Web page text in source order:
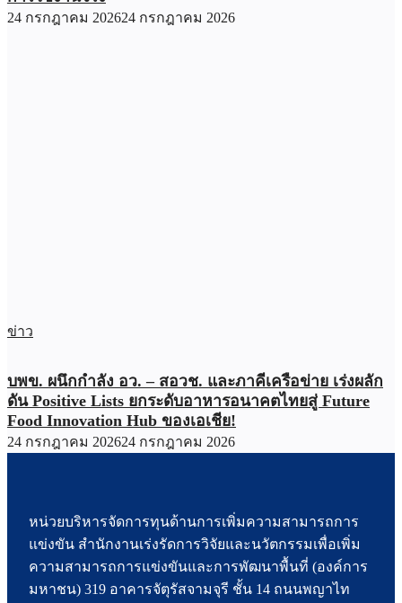
24 กรกฎาคม 202624 กรกฎาคม 2026
ข่าว
บพข. ผนึกกำลัง อว. – สอวช. และภาคีเครือข่าย เร่งผลัก
ดัน Positive Lists ยกระดับอาหารอนาคตไทยสู่ Future
Food Innovation Hub ของเอเชีย!
24 กรกฎาคม 202624 กรกฎาคม 2026
หน่วยบริหารจัดการทุนด้านการเพิ่มความสามารถการ
แข่งขัน สำนักงานเร่งรัดการวิจัยและนวัตกรรมเพื่อเพิ่ม
ความสามารถการแข่งขันและการพัฒนาพื้นที่ (องค์การ
มหาชน) 319 อาคารจัตุรัสจามจุรี ชั้น 14 ถนนพญาไท